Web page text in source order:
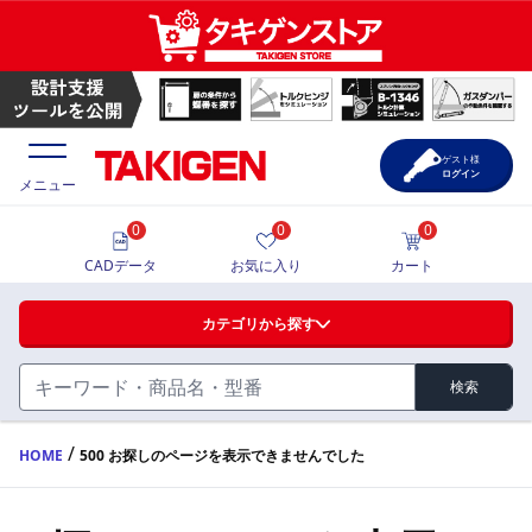
ハンドル・取手・つまみ・周辺機器
FA・A
蝶番・ステー・周辺機器
価格一覧
製品カタログ
メニュー
カテゴリから探す
検索
0
CADデータ
0
お気に入り
0
カート
ゲスト様
ログイン
HOME / 500 お探しのページを表示できませんでした